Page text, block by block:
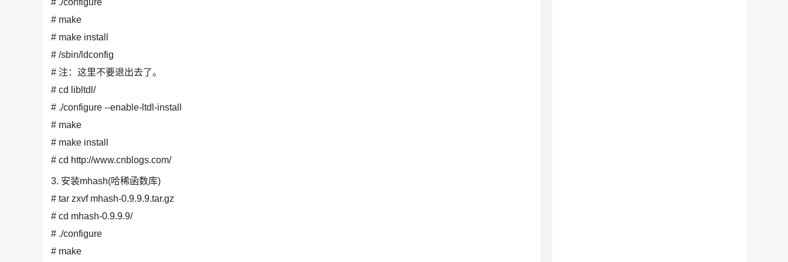
# ./configure
# make
# make install
# /sbin/ldconfig
# 注：这里不要退出去了。
# cd libltdl/
# ./configure --enable-ltdl-install
# make
# make install
# cd http://www.cnblogs.com/
3. 安装mhash(哈稀函数库)
# tar zxvf mhash-0.9.9.9.tar.gz
# cd mhash-0.9.9.9/
# ./configure
# make